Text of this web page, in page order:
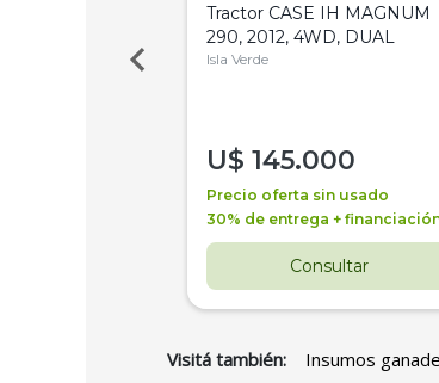
Tractor CASE IH MAGNUM
290, 2012, 4WD, DUAL
Isla Verde
U$ 145.000
Precio oferta sin usado
30% de entrega +
Consultar
Visitá también: Insumos